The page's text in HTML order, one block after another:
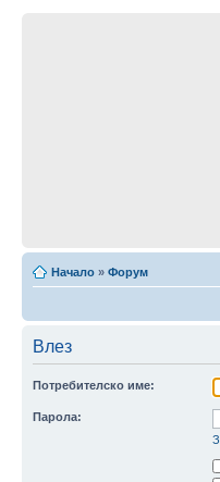
Начало » Форум
Влез
Потребителско име:
Парола: